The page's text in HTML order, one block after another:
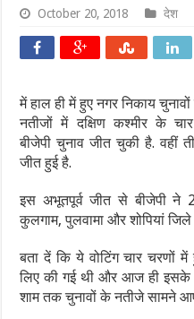
October 20, 2018 देश
में हाल ही में हुए नगर निकाय
नतीजों में दक्ष‍िण कश्मीर के
बीजेपी चुनाव जीत चुकी है. वहीं
जीत हुई है.
इस अभूतपूर्व जीत से बीजेपी ने
कुलगाम, पुलवामा और शोपियां
बता दें कि ये वोटिंग चार चरणों
लिए की गई थी और आज ही इसके
शाम तक चुनावों के नतीजे सामने